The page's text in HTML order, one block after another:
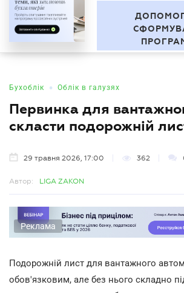
БУХГАЛТЕР
професійних
Первинка для
скласти подорожній
Реклама
Подорожній лист для вантажного
обов'язковим, але без нього складно